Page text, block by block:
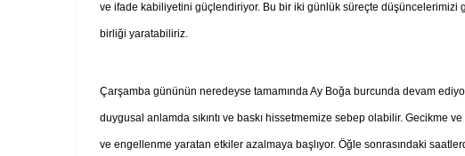
ve ifade kabiliyetini güçlendiriyor. Bu bir iki günlük süreçte
birliği yaratabiliriz.
Çarşamba gününün neredeyse tamamında Ay Boğa burcunda devam
duygusal anlamda sıkıntı ve baskı hissetmemize sebep olabilir. Gecikme
ve engellenme yaratan etkiler azalmaya başlıyor. Öğle sonrasındaki